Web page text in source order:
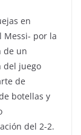
en
Messi- por la
de un
del juego
de
botellas y
del 2-2.